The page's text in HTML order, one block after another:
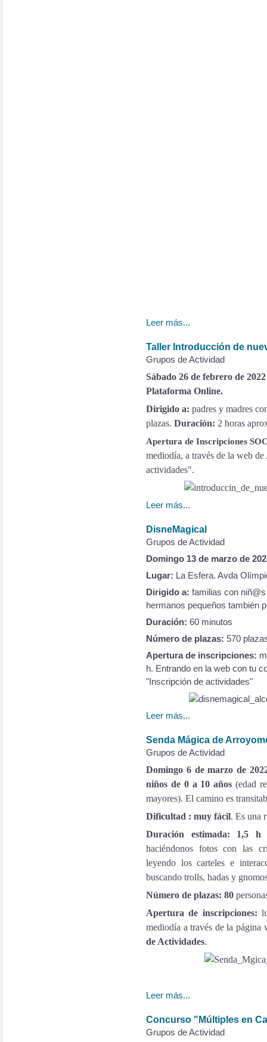
Leer más...
Taller Introducción de
Grupos de Actividad
Sábado 26 de febrero de
Plataforma Online.
Dirigido a: padres y madres
plazas. Duración: 2 horas
Apertura de Inscripciones
mediodía, a través de la web
actividades".
Leer más...
DisneMagical
Grupos de Actividad
Domingo 13 de marzo de
Lugar: La Esfera. Avda
Dirigido a: familias con
hermanos pequeños también
Duración: 60 minutos
Número de plazas: 570
Apertura de inscripciones:
h. Entrando en la web con tu
"Inscripción de actividades"
Leer más...
Senda Mágica de
Grupos de Actividad
Domingo 6 de marzo de
niños de 0 a 10 años(edad
mayores). El camino es
Dificultad : muy fácil. Es una
Duración estimada: 1,5
haciéndonos fotos con las
leyendo los carteles e
buscando trolls, hadas y
Número de plazas: 80
Apertura de inscripciones:
mediodía a través de la
de Actividades.
Leer más...
Concurso "Múltiples en
Grupos de Actividad